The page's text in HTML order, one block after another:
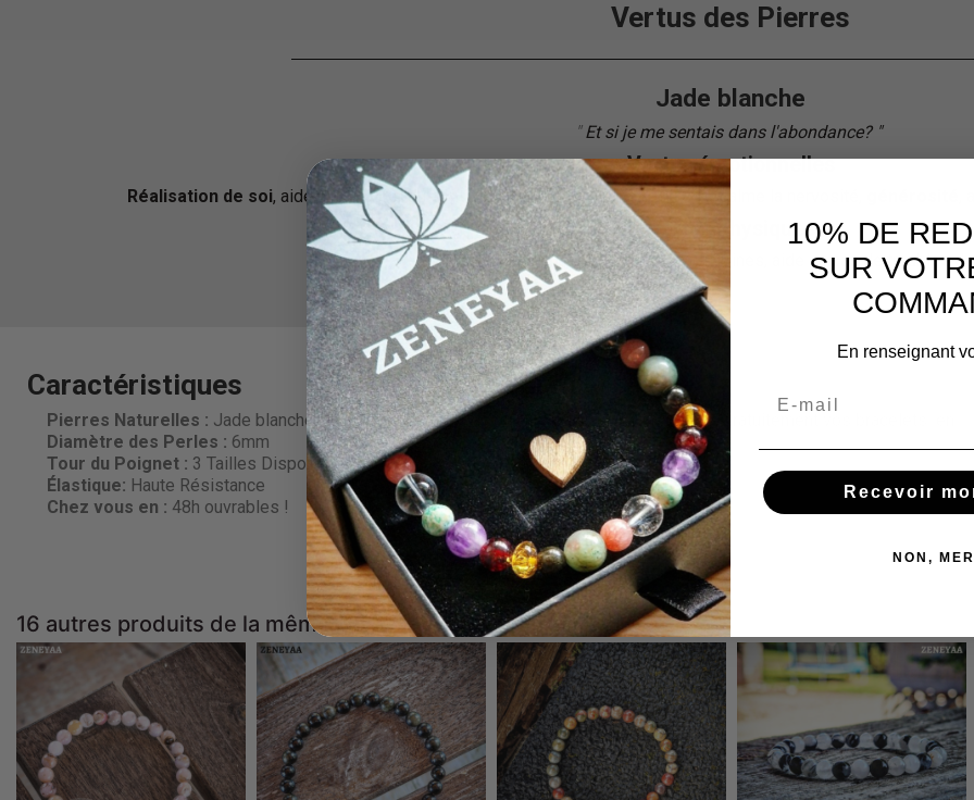
Vertus des Pierres
Jade blanche
"Et si je me sentais dans l'abondance?""
Vertus émotionnelles
Réalisation de soi, aide à se libérer du sentiment de culpabilité,anti-stress
Vertus physiques
Soulage lesmaux de têteet les migraines, aide en cas de troubles de
Caractéristiques
Pierres Naturelles : Jade blanche
Diamètre des Perles : 6mm
Tour du Poignet : 3 Tailles Disponibles
Élastique: Haute Résistance
Chez vous en : 48h ouvrables !
Service
Nous réajustons et réparons gratuitement vos bracelets en
cas de besoin !
16 autres produits de la même catégorie :
10% DE
SUR
En renseignant
Recevoir
NON,